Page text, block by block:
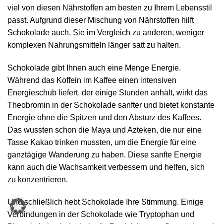
viel von diesen Nährstoffen am besten zu Ihrem Lebensstil
passt. Aufgrund dieser Mischung von Nährstoffen hilft
Schokolade auch, Sie im Vergleich zu anderen, weniger
komplexen Nahrungsmitteln länger satt zu halten.
Schokolade gibt Ihnen auch eine Menge Energie.
Während das Koffein im Kaffee einen intensiven
Energieschub liefert, der einige Stunden anhält, wirkt das
Theobromin in der Schokolade sanfter und bietet konstante
Energie ohne die Spitzen und den Absturz des Kaffees.
Das wussten schon die Maya und Azteken, die nur eine
Tasse Kakao trinken mussten, um die Energie für eine
ganztägige Wanderung zu haben. Diese sanfte Energie
kann auch die Wachsamkeit verbessern und helfen, sich
zu konzentrieren.
Und schließlich hebt Schokolade Ihre Stimmung. Einige
Verbindungen in der Schokolade wie Tryptophan und